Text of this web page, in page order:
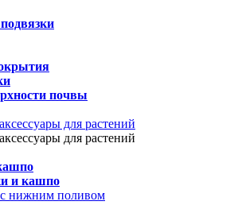
почвы
для растений
для растений
и кашпо
нижним поливом